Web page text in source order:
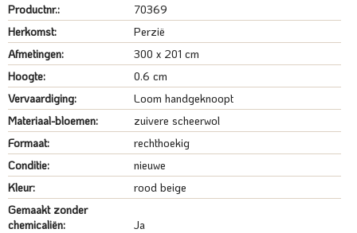
Productnr.:
70369
Herkomst:
Perzië
Afmetingen:
300 x 201 cm
Hoogte:
0.6 cm
Vervaardiging:
Loom handgeknoopt
Materiaal-bloemen:
zuivere scheerwol
Formaat:
rechthoekig
Conditie:
nieuwe
Kleur:
rood beige
Gemaakt zonder
chemicaliën:
Ja